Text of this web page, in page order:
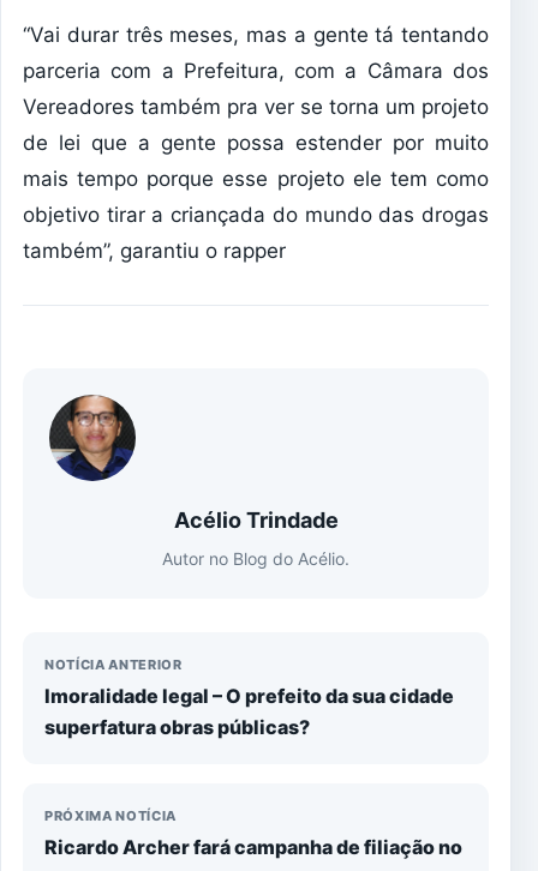
“Vai durar três meses, mas a gente tá tentando
parceria com a Prefeitura, com a Câmara dos
Vereadores também pra ver se torna um projeto
de lei que a gente possa estender por muito
mais tempo porque esse projeto ele tem como
objetivo tirar a criançada do mundo das drogas
também”, garantiu o rapper
Acélio Trindade
Autor no Blog do Acélio.
NOTÍCIA ANTERIOR
Imoralidade legal – O prefeito da sua cidade
superfatura obras públicas?
PRÓXIMA NOTÍCIA
Ricardo Archer fará campanha de filiação no